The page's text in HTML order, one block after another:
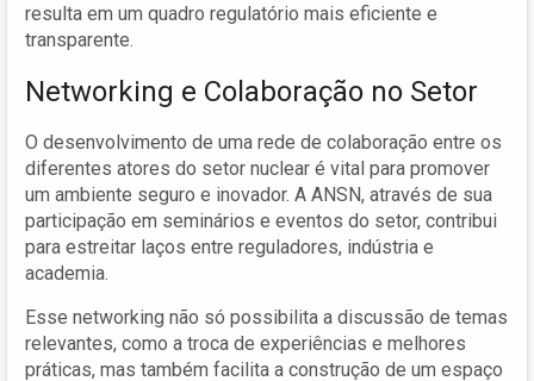
resulta em um quadro regulatório mais eficiente e
transparente.
Networking e Colaboração no Setor
O desenvolvimento de uma rede de colaboração entre os
diferentes atores do setor nuclear é vital para promover
um ambiente seguro e inovador. A ANSN, através de sua
participação em seminários e eventos do setor, contribui
para estreitar laços entre reguladores, indústria e
academia.
Esse networking não só possibilita a discussão de temas
relevantes, como a troca de experiências e melhores
práticas, mas também facilita a construção de um espaço